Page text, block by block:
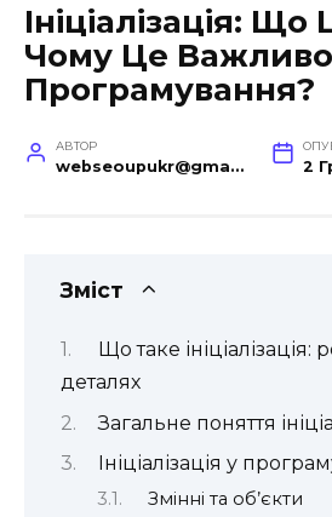
Ініціалізація: Що
Чому Це
Програмування?
АВТОР
webseoupukr@gmail.com 2
Зміст
Що таке
деталях
Загальне поняття
Ініціалізація у
Змінні та об’єкти